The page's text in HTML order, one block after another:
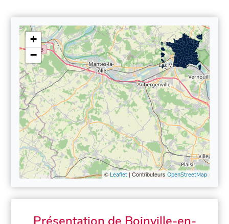
+
−
©Leaflet| Contributeurs OpenStreetMap